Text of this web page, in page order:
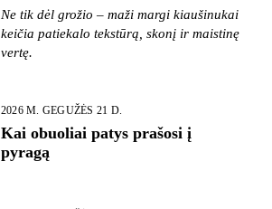
Ne tik dėl grožio – maži margi kiaušinukai
keičia patiekalo tekstūrą, skonį ir maistinę
vertę.
2026 M. GEGUŽĖS 21 D.
Kai obuoliai patys prašosi į
pyragą